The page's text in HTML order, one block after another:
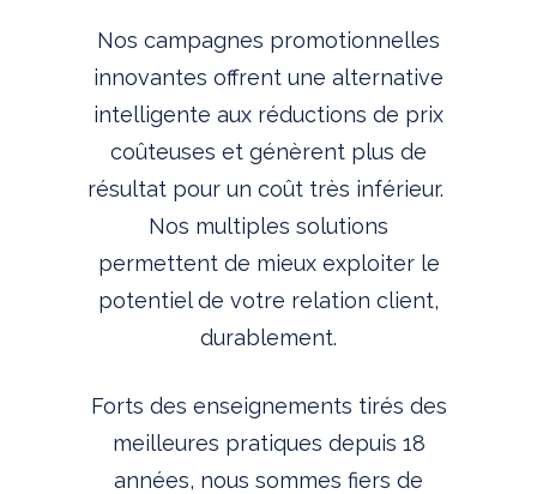
Nos campagnes promotionnelles
innovantes offrent une alternative
intelligente aux réductions de prix
coûteuses et génèrent plus de
résultat pour un coût très inférieur.
Nos multiples solutions
permettent de mieux exploiter le
potentiel de votre relation client,
durablement.
Forts des enseignements tirés des
meilleures pratiques depuis 18
années, nous sommes fiers de